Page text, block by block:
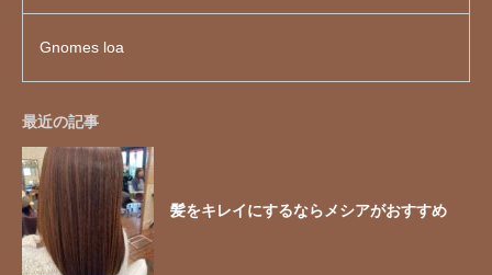
Gnomes loa
最近の記事
髪をキレイにするならメシアがおすすめ